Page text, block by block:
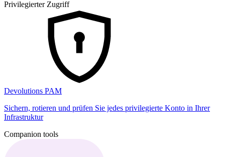
Privilegierter Zugriff
Devolutions PAM
Sichern, rotieren und prüfen Sie jedes privilegierte Konto in Ihrer
Infrastruktur
Companion tools